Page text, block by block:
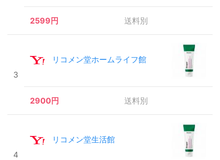
2599円 送料別
3
リコメン堂ホームライフ館
2900円 送料別
4
リコメン堂生活館